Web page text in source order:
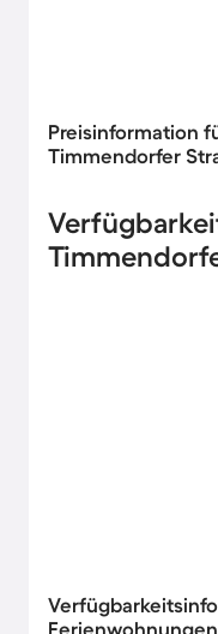
Preisinformation
Timmendorfer